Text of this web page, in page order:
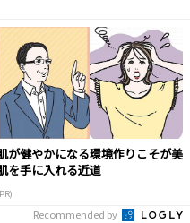
が健やかになる環境作りこそが美
を手に入れる近道
Recommended by